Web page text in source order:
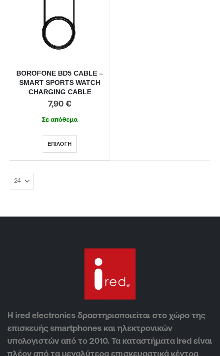
BOROFONE BD5 CABLE –
SMART SPORTS WATCH
CHARGING CABLE
7,90 €
Σε απόθεμα
ΕΠΙΛΟΓΉ
Η ired electronics δραστηριοποιείται στο χώρο της
επισκευής smartphones και ηλεκτρονικών
υπολογιστών από το 2010. Τα καταστήματα ired είναι
πλέον από τα μεγαλύτερα επισκευαστικά κέντρα